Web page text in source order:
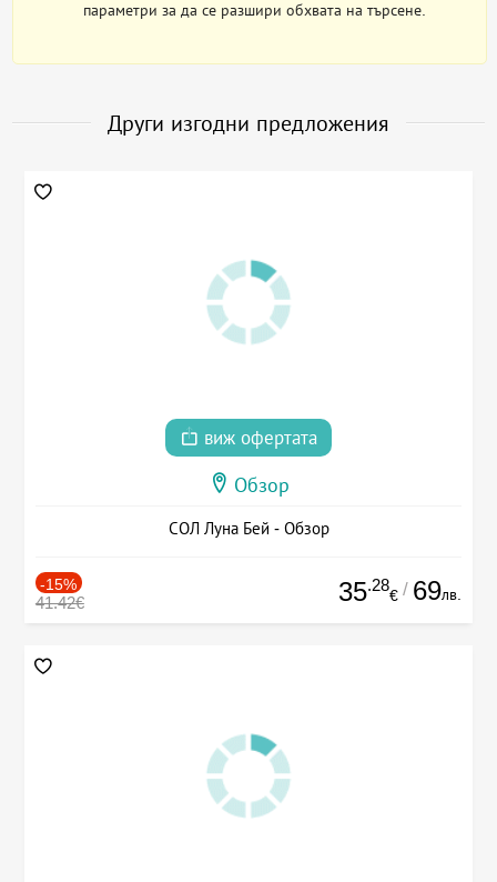
параметри за да се разшири обхвата на търсене.
Други изгодни предложения
виж офертата
Обзор
СОЛ Луна Бей - Обзор
-15%
41.42€ 35.28
€ / 69лв.